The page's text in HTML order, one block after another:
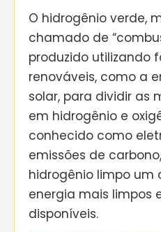
O hidrogênio verde,
chamado de
produzido utilizando
renováveis, como a
solar, para dividir as
em hidrogênio e
conhecido como
emissões de
hidrogênio limpo um
energia mais limpos
disponíveis.